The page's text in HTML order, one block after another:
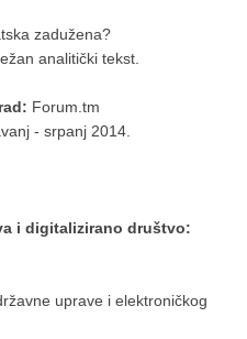
zadužena?
analitički tekst.
Forum.tm
- srpanj 2014.
i digitalizirano društvo:
uprave i elektroničkog